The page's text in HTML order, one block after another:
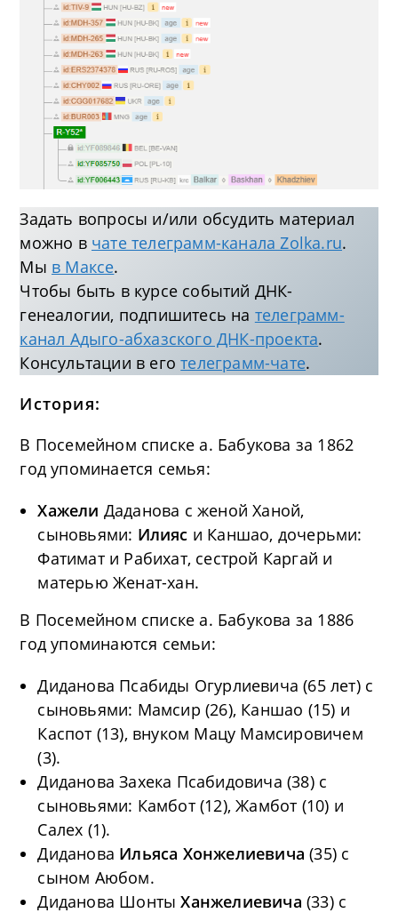
Задать вопросы и/или обсудить материал
можно в чате телеграмм-канала Zolka.ru.
Мы в Максе.
Чтобы быть в курсе событий ДНК-
генеалогии, подпишитесь на телеграмм-
канал Адыго-абхазского ДНК-проекта.
Консультации в еготелеграмм-чате.
История:
В Посемейном списке а. Бабукова за 1862
год упоминается семья:
Хажели Даданова с женой Ханой,
сыновьями: Илияс и Каншао, дочерьми:
Фатимат и Рабихат, сестрой Каргай и
матерью Женат-хан.
В Посемейном списке а. Бабукова за 1886
год упоминаются семьи:
Диданова Псабиды Огурлиевича (65 лет) с
сыновьями: Мамсир (26), Каншао (15) и
Каспот (13), внуком Мацу Мамсировичем
(3).
Диданова Захека Псабидовича (38) с
сыновьями: Камбот (12), Жамбот (10) и
Салех (1).
Диданова Ильяса Хонжелиевича (35) с
сыном Аюбом.
Диданова ШонтыХанжелиевича (33) с